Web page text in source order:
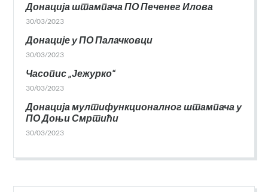
Донација штампача ПО Печенег Илова
30/03/2023
Донације у ПО Палачковци
30/03/2023
Часопис „Јежурко“
30/03/2023
Донација мултифункционалног штампача у
ПО Доњи Смртићи
30/03/2023